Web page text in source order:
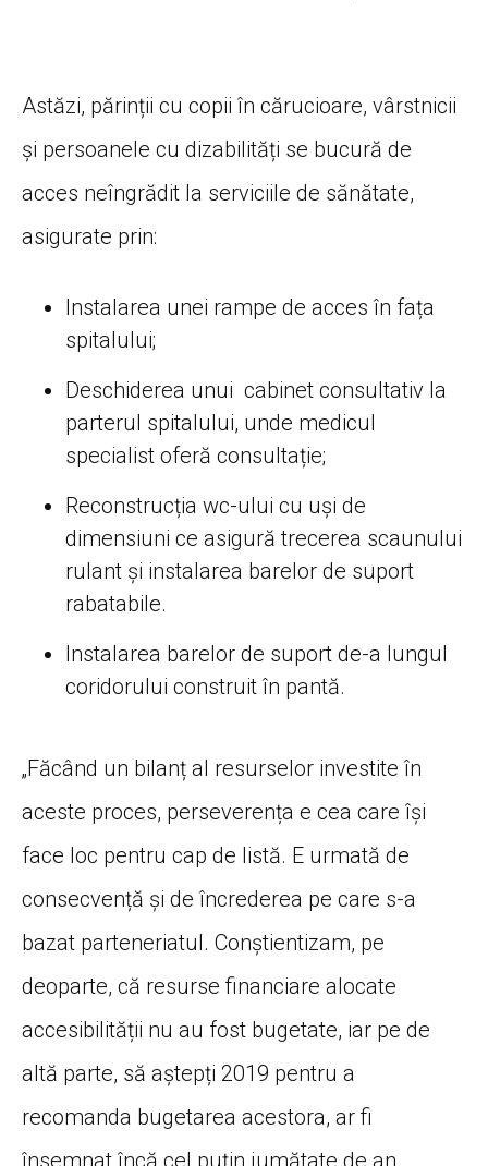
Astăzi, părinții cu copii în cărucioare, vârstnicii
și persoanele cu dizabilități se bucură de
acces neîngrădit la serviciile de sănătate,
asigurate prin:
Instalarea unei rampe de acces în fața
spitalului;
Deschiderea unui cabinet consultativ la
parterul spitalului, unde medicul
specialist oferă consultație;
Reconstrucția wc-ului cu uși de
dimensiuni ce asigură trecerea scaunului
rulant și instalarea barelor de suport
rabatabile.
Instalarea barelor de suport de-a lungul
coridorului construit în pantă.
„Făcând un bilanț al resurselor investite în
aceste proces, perseverența e cea care își
face loc pentru cap de listă. E urmată de
consecvență și de încrederea pe care s-a
bazat parteneriatul. Conștientizam, pe
deoparte, că resurse financiare alocate
accesibilității nu au fost bugetate, iar pe de
altă parte, să aștepți 2019 pentru a
recomanda bugetarea acestora, ar fi
însemnat încă cel puțin jumătate de an